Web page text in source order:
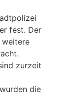
fest. Der
weitere
zurzeit
die